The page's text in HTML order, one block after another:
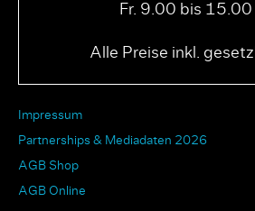
Fr. 9.00 bis 15.00
Alle Preise inkl.
Impressum
Partnerships & Mediadaten 2026
AGB Shop
AGB Online